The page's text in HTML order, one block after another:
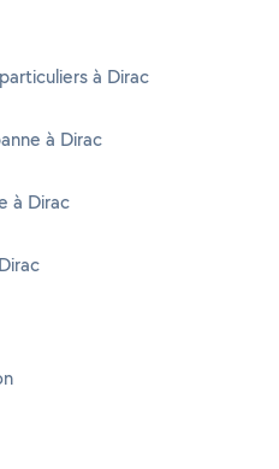
à Dirac
à Dirac
à Dirac